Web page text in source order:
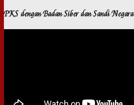
PKS dengan Badan Siber dan Sandi Negara